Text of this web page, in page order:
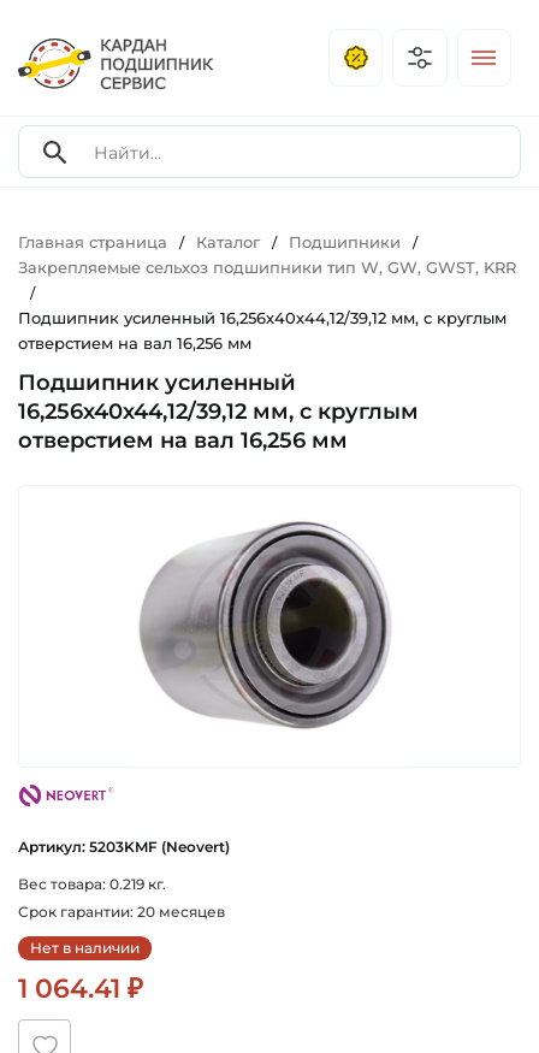
Главная страница / Каталог / Подшипники /
Закрепляемые сельхоз подшипники тип W, GW, GWST, KRR
/
Подшипник усиленный 16,256х40х44,12/39,12 мм, с круглым
отверстием на вал 16,256 мм
Подшипник усиленный
16,256х40х44,12/39,12 мм, с круглым
отверстием на вал 16,256 мм
Артикул: 5203KMF (Neovert)
Вес товара: 0.219 кг.
Срок гарантии: 20 месяцев
Нет в наличии
1 064.41 ₽